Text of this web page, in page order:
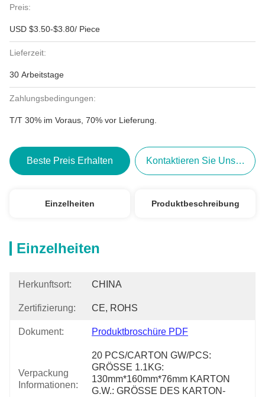
Preis:
USD $3.50-$3.80/ Piece
Lieferzeit:
30 Arbeitstage
Zahlungsbedingungen:
T/T 30% im Voraus, 70% vor Lieferung.
Beste Preis Erhalten Kontaktieren Sie Uns Jetzt
Einzelheiten Produktbeschreibung
Einzelheiten
Herkunftsort: CHINA
Zertifizierung: CE, ROHS
Dokument: Produktbroschüre PDF
Verpackung
Informationen:
20 PCS/CARTON GW/PCS:
GRÖSSE 1.1KG:
130mm*160mm*76mm KARTON
G.W.: GRÖSSE DES KARTON-